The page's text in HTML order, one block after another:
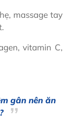
massage tay
vitamin C,
gân nên ăn